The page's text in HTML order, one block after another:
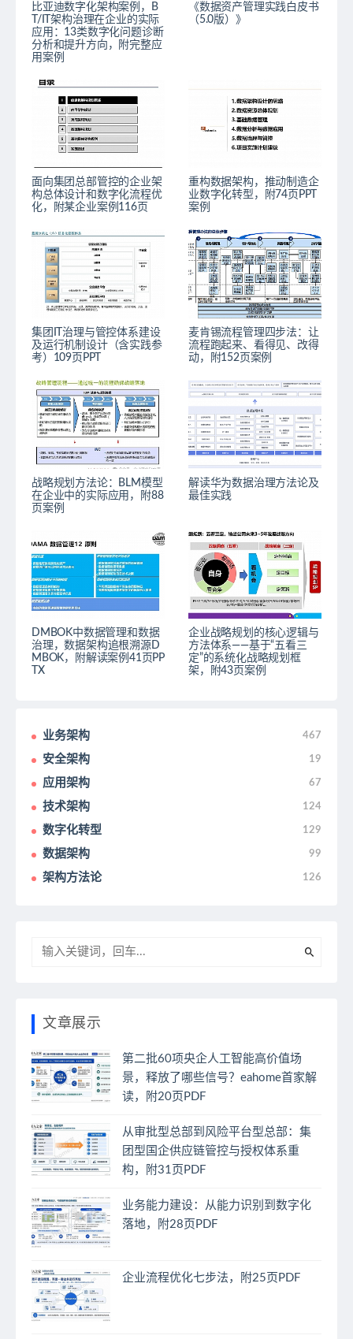
比亚迪数字化架构案例，B
T/IT架构治理在企业的实际
应用：13类数字化问题诊断
分析和提升方向，附完整应
用案例
《数据资产管理实践白皮书
（5.0版）》
面向集团总部管控的企业架
构总体设计和数字化流程优
化，附某企业案例116页
重构数据架构，推动制造企
业数字化转型，附74页PPT
案例
集团IT治理与管控体系建设
及运行机制设计（含实践参
考）109页PPT
麦肯锡流程管理四步法：让
流程跑起来、看得见、改得
动，附152页案例
战略规划方法论：BLM模型
在企业中的实际应用，附88
页案例
解读华为数据治理方法论及
最佳实践
DMBOK中数据管理和数据
治理，数据架构追根溯源D
MBOK，附解读案例41页PP
TX
企业战略规划的核心逻辑与
方法体系——基于“五看三
定”的系统化战略规划框
架，附43页案例
业务架构 467
安全架构 19
应用架构 67
技术架构 124
数字化转型 129
数据架构 99
架构方法论 126
文章展示
第二批60项央企人工智能高价值场
景，释放了哪些信号？eahome首家解
读，附20页PDF
从审批型总部到风险平台型总部：集
团型国企供应链管控与授权体系重
构，附31页PDF
业务能力建设：从能力识别到数字化
落地，附28页PDF
企业流程优化七步法，附25页PDF